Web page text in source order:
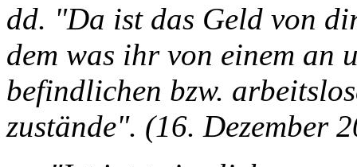
dd. "Da ist das Geld von
dem was ihr von einem an
befindlichen bzw.
zustände". (16. Dezember